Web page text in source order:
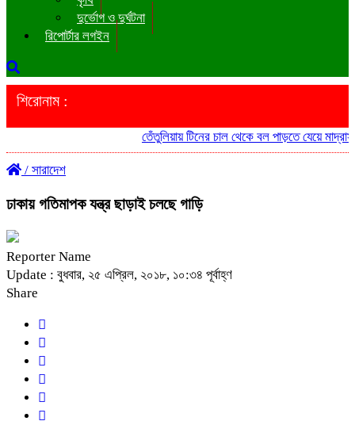
দুর্ভোগ ও দুর্ঘটনা
রিপোর্টার লগইন
শিরোনাম :
তেঁতুলিয়ায় টিনের চাল থেকে বল পাড়তে যেয়ে মাদ্রাসা
/ সারাদেশ
ঢাকায় গতিমাপক যন্ত্র ছাড়াই চলছে গাড়ি
Reporter Name
Update : বুধবার, ২৫ এপ্রিল, ২০১৮, ১০:৩৪ পূর্বাহ্ণ
Share